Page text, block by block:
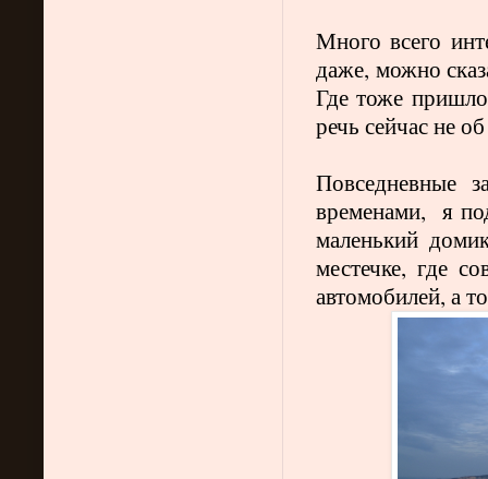
Много всего
даже, можно
Где тоже
речь сейчас не
Повседневные
временами,
я
маленький
местечке, где
автомобилей, а